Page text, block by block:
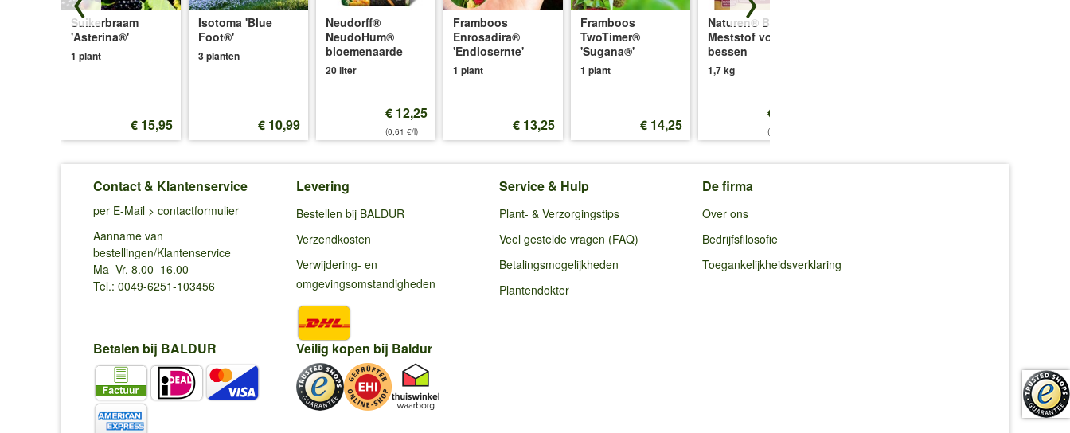
Suikerbraam
'Asterina®'
1 plant
€ 15,95
Isotoma 'Blue
Foot®'
3 planten
€ 10,99
Neudorff®
NeudoHum®
bloemenaarde
20 liter
€ 12,25
(0,61 €/l)
Framboos
Enrosadira®
'Endlosernte'
1 plant
€ 13,25
Framboos
TwoTimer®
'Sugana®'
1 plant
€ 14,25
Naturen® BIO
Meststof voor
bessen
1,7 kg
€ 13,25
(7,79 €/kg)
Contact & Klantenservice
per E-Mail > contactformulier
Aanname van
bestellingen/Klantenservice
Ma–Vr, 8.00–16.00
Tel.: 0049-6251-103456
Levering
Bestellen bij BALDUR
Verzendkosten
Verwijdering- en
omgevingsomstandigheden
Service & Hulp
Plant- & Verzorgingstips
Veel gestelde vragen (FAQ)
Betalingsmogelijkheden
Plantendokter
De firma
Over ons
Bedrijfsfilosofie
Toegankelijkheidsverklaring
Betalen bij BALDUR Veilig kopen bij Baldur